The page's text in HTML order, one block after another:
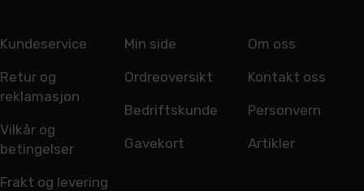
Kundeservice
Retur og
reklamasjon
Vilkår og
betingelser
Frakt og levering
Min side
Ordreoversikt
Bedriftskunde
Gavekort
Om oss
Kontakt oss
Personvern
Artikler